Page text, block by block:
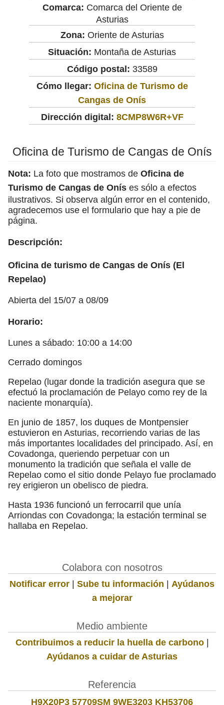
Comarca: Comarca del Oriente de
Asturias
Zona: Oriente de Asturias
Situación: Montaña de Asturias
Código postal: 33589
Cómo llegar: Oficina de Turismo de
Cangas de Onís
Dirección digital: 8CMP8W6R+VF
Oficina de Turismo de Cangas de Onís
Nota: La foto que mostramos de Oficina de
Turismo de Cangas de Onís es sólo a efectos
ilustrativos. Si observa algún error en el contenido,
agradecemos use el formulario que hay a pie de
página.
Descripción:
Oficina de turismo de Cangas de Onís (El
Repelao)
Abierta del 15/07 a 08/09
Horario:
Lunes a sábado: 10:00 a 14:00
Cerrado domingos
Repelao (lugar donde la tradición asegura que se
efectuó la proclamación de Pelayo como rey de la
naciente monarquía).
En junio de 1857, los duques de Montpensier
estuvieron en Asturias, recorriendo varias de las
más importantes localidades del principado. Así, en
Covadonga, queriendo perpetuar con un
monumento la tradición que señala el valle de
Repelao como el sitio donde Pelayo fue proclamado
rey erigieron un obelisco de piedra.
Hasta 1936 funcionó un ferrocarril que unía
Arriondas con Covadonga; la estación terminal se
hallaba en Repelao.
Colabora con nosotros
Notificar error | Sube tu información | Ayúdanos
a mejorar
Medio ambiente
Contribuimos a reducir la huella de carbono|
Ayúdanos a cuidar de Asturias
Referencia
H9X20P3 57709SM 9WE3203 KH53706